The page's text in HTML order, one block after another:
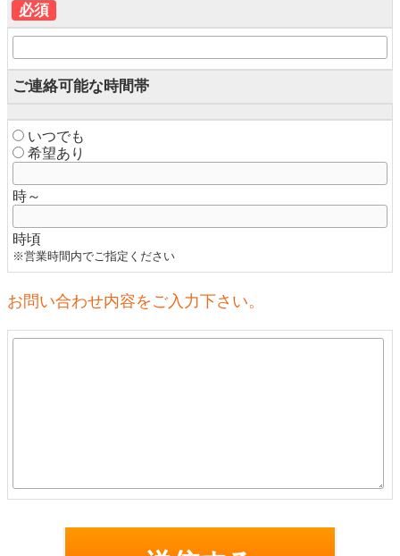
必須
ご連絡可能な時間帯
いつでも
希望あり
時～
時頃
※営業時間内でご指定ください
お問い合わせ内容をご入力下さい。